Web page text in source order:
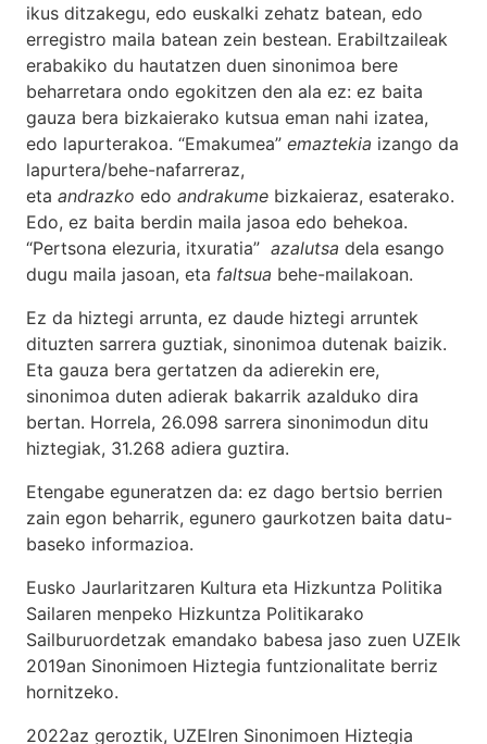
ikus ditzakegu, edo euskalki zehatz batean, edo
erregistro maila batean zein bestean. Erabiltzaileak
erabakiko du hautatzen duen sinonimoa bere
beharretara ondo egokitzen den ala ez: ez baita
gauza bera bizkaierako kutsua eman nahi izatea,
edo lapurterakoa. “Emakumea” emaztekia izango da
lapurtera/behe-nafarreraz,
eta andrazko edo andrakume bizkaieraz, esaterako.
Edo, ez baita berdin maila jasoa edo behekoa.
“Pertsona elezuria, itxuratia” azalutsa dela esango
dugu maila jasoan, eta faltsua behe-mailakoan.
Ez da hiztegi arrunta, ez daude hiztegi arruntek
dituzten sarrera guztiak, sinonimoa dutenak baizik.
Eta gauza bera gertatzen da adierekin ere,
sinonimoa duten adierak bakarrik azalduko dira
bertan. Horrela, 26.098 sarrera sinonimodun ditu
hiztegiak, 31.268 adiera guztira.
Etengabe eguneratzen da: ez dago bertsio berrien
zain egon beharrik, egunero gaurkotzen baita datu-
baseko informazioa.
Eusko Jaurlaritzaren Kultura eta Hizkuntza Politika
Sailaren menpeko Hizkuntza Politikarako
Sailburuordetzak emandako babesa jaso zuen UZEIk
2019an Sinonimoen Hiztegia funtzionalitate berriz
hornitzeko.
2022az geroztik, UZEIren Sinonimoen Hiztegia